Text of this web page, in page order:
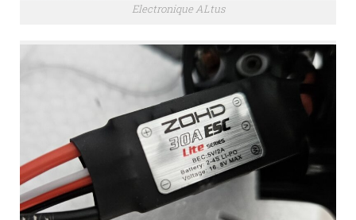
Electronique ALtus